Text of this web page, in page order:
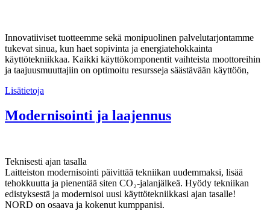
Innovatiiviset tuotteemme sekä monipuolinen palvelutarjontamme
tukevat sinua, kun haet sopivinta ja energiatehokkainta
käyttötekniikkaa. Kaikki käyttökomponentit vaihteista moottoreihin
ja taajuusmuuttajiin on optimoitu resursseja säästävään käyttöön,
Lisätietoja
Modernisointi ja laajennus
Teknisesti ajan tasalla
Laitteiston modernisointi päivittää tekniikan uudemmaksi, lisää
tehokkuutta ja pienentää siten CO₂-jalanjälkeä. Hyödy tekniikan
edistyksestä ja modernisoi uusi käyttötekniikkasi ajan tasalle!
NORD on osaava ja kokenut kumppanisi.